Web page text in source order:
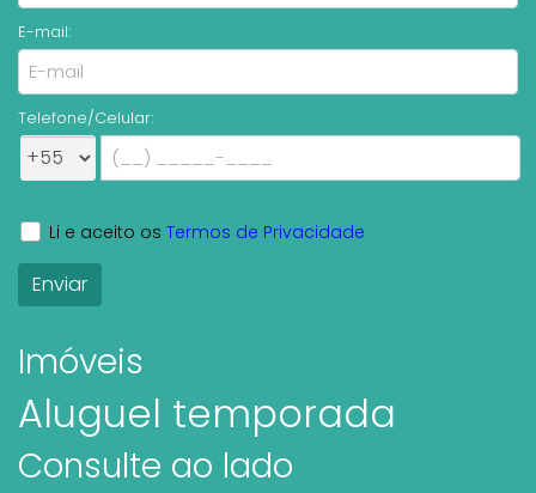
E-mail:
Telefone/Celular:
Li e aceito os Termos de Privacidade
Imóveis
Aluguel temporada
Consulte ao lado